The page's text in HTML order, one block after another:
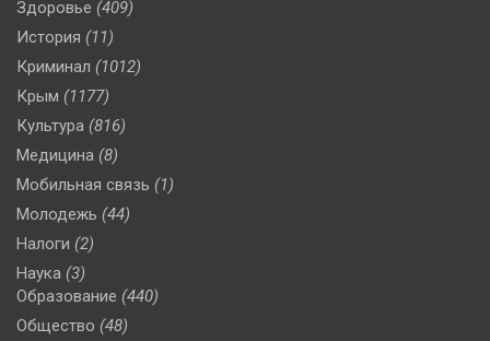
Здоровье (409)
История (11)
Криминал (1012)
Крым (1177)
Культура (816)
Медицина (8)
Мобильная связь (1)
Молодежь (44)
Налоги (2)
Наука (3)
Образование (440)
Общество (48)